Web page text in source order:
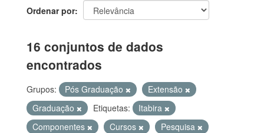
Ordenar por
16 conjuntos de dados
encontrados
Grupos: Pós Graduação
Extensão
Graduação
Etiquetas:
Itabira
Componentes
Cursos
Pesquisa